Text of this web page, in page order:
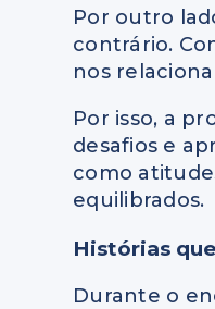
Por outro
contrário.
nos
Por isso, a
desafios e
como
equilibrados.
Histórias
Durante o